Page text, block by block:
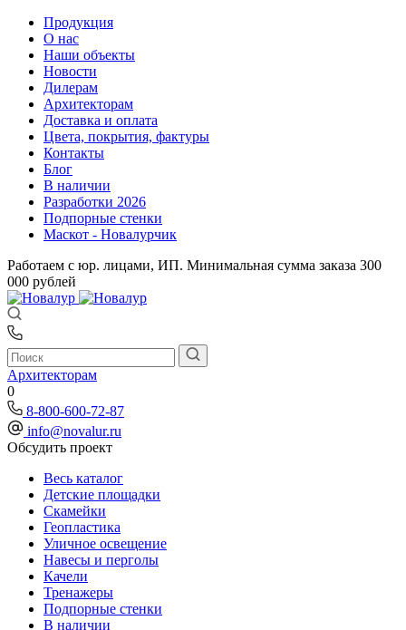
Продукция
О нас
Наши объекты
Новости
Дилерам
Архитекторам
Доставка и оплата
Цвета, покрытия, фактуры
Контакты
Блог
В наличии
Разработки 2026
Подпорные стенки
Маскот - Новалурчик
Работаем с юр. лицами, ИП. Минимальная сумма заказа 300
000 рублей
Архитекторам
0
8-800-600-72-87
info@novalur.ru
Обсудить проект
Весь каталог
Детские площадки
Скамейки
Геопластика
Уличное освещение
Навесы и перголы
Качели
Тренажеры
Подпорные стенки
В наличии